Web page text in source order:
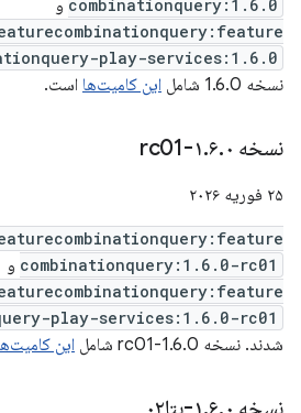
combinationquery:1.6.0 و
play-services:1.6.0
نسخه 1.6.0 شامل
این کامیت‌ها است.
نسخه ۱ .۶.۰-rc01
۲۵ فوریه ۲۰۲۶
combinationquery:1.6.0-rc01 و
play-services:1.6.0-rc01
شدند. نسخه 1.6.0-rc01 شامل
این